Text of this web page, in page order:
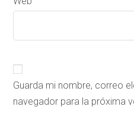
Guarda mi nombre, correo
navegador para la próxima